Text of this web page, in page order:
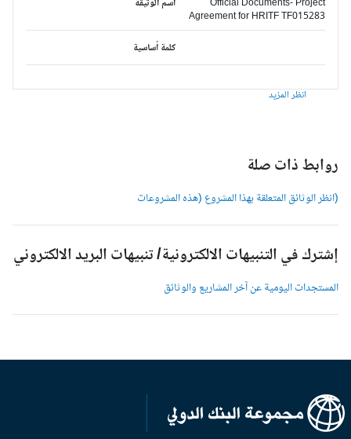
اسم الوثيقة
Official Documents- Project
Agreement for HRITF TF015283
كلمة أساسية
انظر المزيد
روابط ذات صلة
(انظر الوثائق المتعلقة بهذا المشروع (هذه المشروعات
إشترك في التنبيهات الالكترونية/ تنبيهات البريد الالكتروني
المستجدات اليومية عن آخر المشاريع والوثائق